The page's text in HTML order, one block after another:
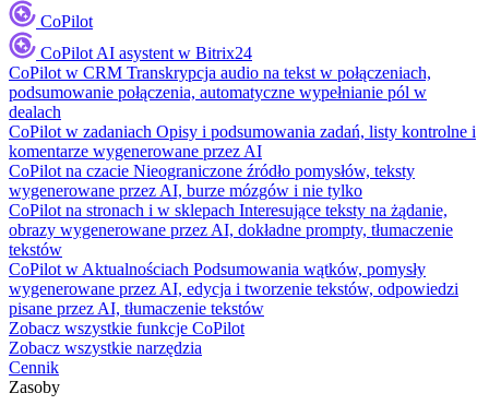
CoPilot
CoPilot AI asystent w Bitrix24
CoPilot w CRM Transkrypcja audio na tekst w połączeniach,
podsumowanie połączenia, automatyczne wypełnianie pól w
dealach
CoPilot w zadaniach Opisy i podsumowania zadań, listy kontrolne i
komentarze wygenerowane przez AI
CoPilot na czacie Nieograniczone źródło pomysłów, teksty
wygenerowane przez AI, burze mózgów i nie tylko
CoPilot na stronach i w sklepach Interesujące teksty na żądanie,
obrazy wygenerowane przez AI, dokładne prompty, tłumaczenie
tekstów
CoPilot w Aktualnościach Podsumowania wątków, pomysły
wygenerowane przez AI, edycja i tworzenie tekstów, odpowiedzi
pisane przez AI, tłumaczenie tekstów
Zobacz wszystkie funkcje CoPilot
Zobacz wszystkie narzędzia
Cennik
Zasoby